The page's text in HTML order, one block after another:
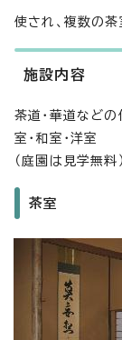
使され、複数の茶
施設内容
茶道・華道など
室・和室・洋室
（庭園は見学無料）
茶室